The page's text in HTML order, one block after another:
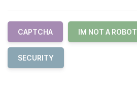
CAPTCHA IM NOT A ROBOT
SECURITY